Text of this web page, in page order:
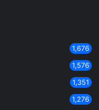
1,676
1,576
1,351
1,276